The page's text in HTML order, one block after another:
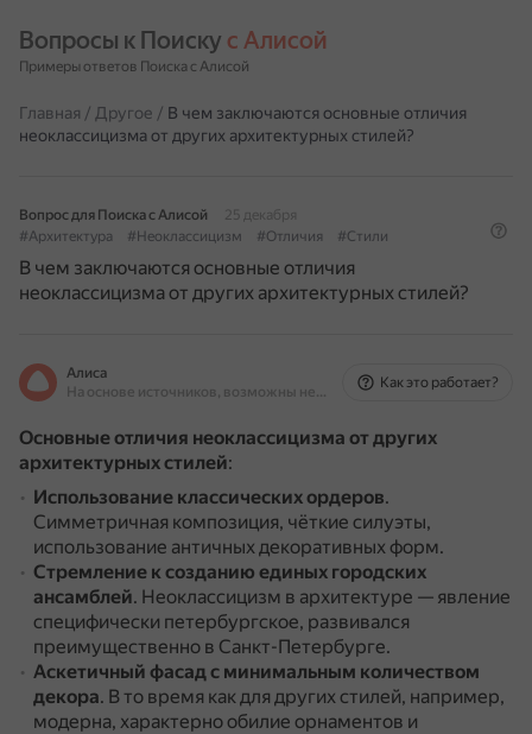
Вопросы к Поиску с Алисой
Примеры ответов Поиска с Алисой
Главная / Другое / В чем заключаются основные отличия
неоклассицизма от других архитектурных стилей?
Вопрос для Поиска с Алисой
25 декабря
#Архитектура
#Неоклассицизм #Отличия #Стили
В чем заключаются основные отличия
неоклассицизма от других архитектурных стилей?
Алиса
На основе источников, возможны неточности
Как это работает?
Основные отличия неоклассицизма от других
архитектурных стилей:
Использование классических ордеров.
Симметричная композиция, чёткие силуэты,
использование античных декоративных форм.
Стремление к созданию единых городских
ансамблей. Неоклассицизм в архитектуре — явление
специфически петербургское, развивался
преимущественно в Санкт-Петербурге.
Аскетичный фасад с минимальным количеством
декора. В то время как для других стилей, например,
модерна, характерно обилие орнаментов и